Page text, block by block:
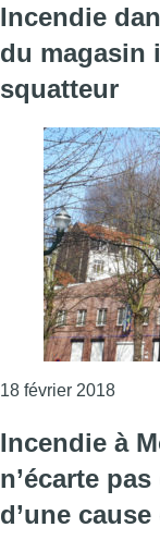
Incendie
du magasin
squatteur
18 février 2018
Incendie à
n’écarte
d’une